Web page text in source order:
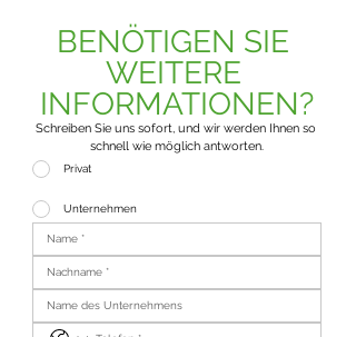
BENÖTIGEN SIE
WEITERE
INFORMATIONEN?
Schreiben Sie uns sofort, und wir werden Ihnen so
schnell wie möglich antworten.
Privat
Unternehmen